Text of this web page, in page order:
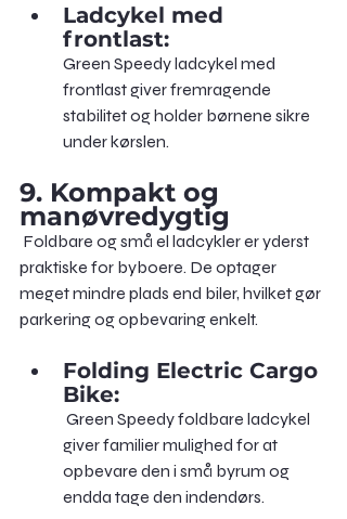
Ladcykel med
frontlast:
Green Speedy ladcykel med
frontlast giver fremragende
stabilitet og holder børnene sikre
under kørslen.
9. Kompakt og
manøvredygtig
praktiske for byboere. De optager
meget mindre plads end biler, hvilket gør
parkering og opbevaring enkelt.
Folding Electric Cargo
Bike:
giver familier mulighed for at
opbevare den i små byrum og
endda tage den indendørs.